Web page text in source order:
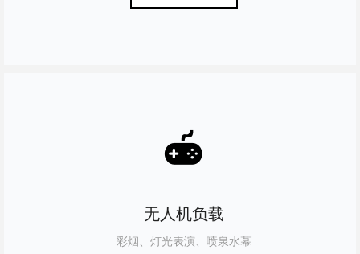
无人机负载
彩烟、灯光表演、喷泉水幕
낈